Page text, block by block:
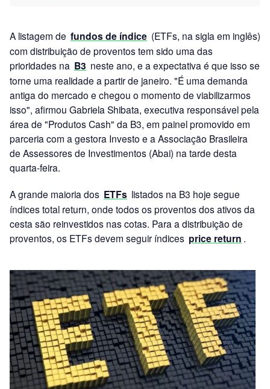
A listagem de fundos de índice (ETFs, na sigla em inglês)
com distribuição de proventos tem sido uma das
prioridades na B3 neste ano, e a expectativa é que isso se
torne uma realidade a partir de janeiro. "É uma demanda
antiga do mercado e chegou o momento de viabilizarmos
isso", afirmou Gabriela Shibata, executiva responsável pela
área de "Produtos Cash" da B3, em painel promovido em
parceria com a gestora Investo e a Associação Brasileira
de Assessores de Investimentos (Abai) na tarde desta
quarta-feira.
A grande maioria dos ETFs listados na B3 hoje segue
índices total return, onde todos os proventos dos ativos da
cesta são reinvestidos nas cotas. Para a distribuição de
proventos, os ETFs devem seguir índices price return .